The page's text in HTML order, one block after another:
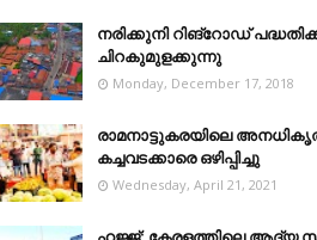
നരിക്കുനി റിങ്റോഡ്
ചിറകുമുളക്കുന്നു
Monday, December 17, 2018
രാമനാട്ടുകരയിലെ
കച്ചവടക്കാരെ ഒഴിപ്പിച്ചു
Wednesday, April 21, 2021